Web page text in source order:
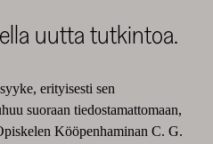
uutta tutkintoa.
erityisesti sen
suoraan tiedostamattomaan,
Kööpenhaminan C. G.